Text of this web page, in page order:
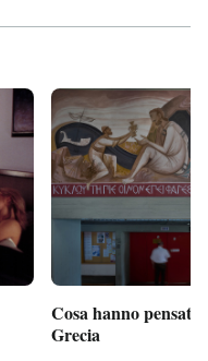
Cosa hanno pensato
Grecia